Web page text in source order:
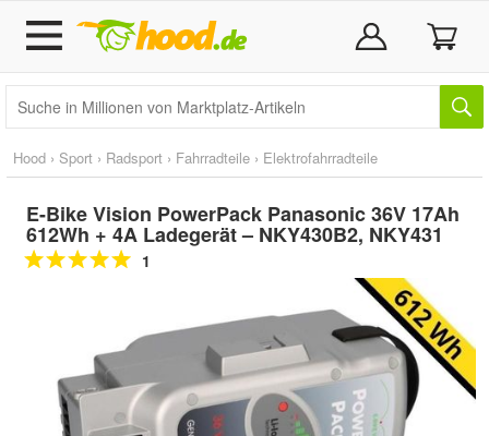
Hood › Sport › Radsport › Fahrradteile › Elektrofahrradteile
E-Bike Vision PowerPack Panasonic 36V 17Ah
612Wh + 4A Ladegerät – NKY430B2, NKY431
1